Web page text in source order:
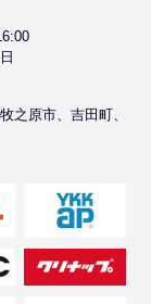
之原市、吉田町、